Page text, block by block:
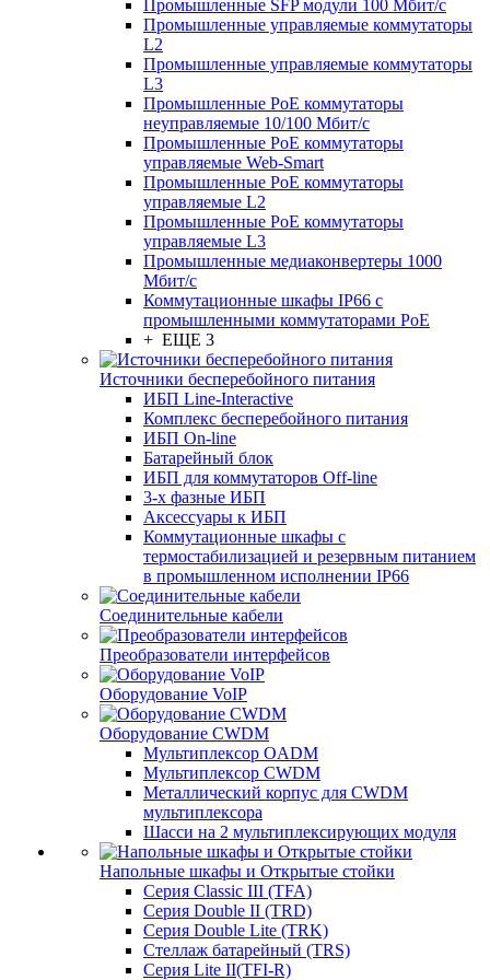
Промышленные SFP модули 100 Мбит/c
Промышленные управляемые коммутаторы
L2
Промышленные управляемые коммутаторы
L3
Промышленные PoE коммутаторы
неуправляемые 10/100 Мбит/с
Промышленные PoE коммутаторы
управляемые Web-Smart
Промышленные PoE коммутаторы
управляемые L2
Промышленные PoE коммутаторы
управляемые L3
Промышленные медиаконвертеры 1000
Мбит/с
Коммутационные шкафы IP66 c
промышленными коммутаторами PoE
+ ЕЩЕ 3
Источники бесперебойного питания
ИБП Line-Interactive
Комплекс бесперебойного питания
ИБП On-line
Батарейный блок
ИБП для коммутаторов Off-line
3-х фазные ИБП
Аксессуары к ИБП
Коммутационные шкафы с
термостабилизацией и резервным питанием
в промышленном исполнении IP66
Соединительные кабели
Преобразователи интерфейсов
Оборудование VoIP
Оборудование CWDM
Мультиплекcор OADM
Мультиплексор CWDM
Металлический корпус для CWDM
мультиплексора
Шасси на 2 мультиплексирующих модуля
Напольные шкафы и Открытые стойки
Серия Classic III (TFA)
Серия Double II (TRD)
Серия Double Lite (TRK)
Стеллаж батарейный (TRS)
Серия Lite II(TFI-R)